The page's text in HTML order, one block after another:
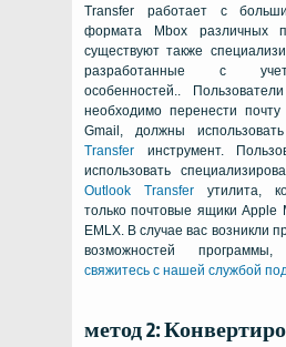
Transfer работает с
формата Mbox различных
существуют также
разработанные с
особенностей..
необходимо перенести
Gmail, должны
Transfer инструмент.
использовать
Outlook Transfer утилита,
только почтовые ящики
EMLX. В случае вас возникли
возможностей
свяжитесь с нашей службой
метод 2: